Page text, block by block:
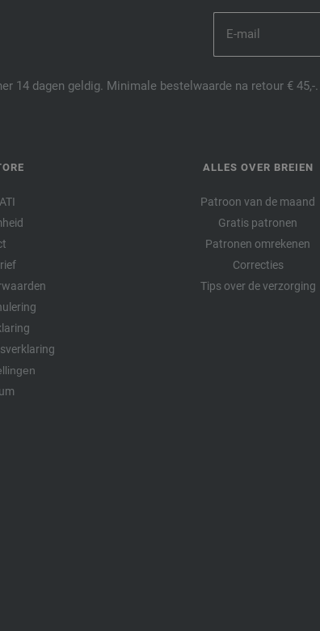
14 dagen geldig. Minimale bestelwaarde na retour €
ALLES OVER BREIEN
Patroon van de maand
Gratis patronen
Patronen omrekenen
Correcties
Tips over de verzorging